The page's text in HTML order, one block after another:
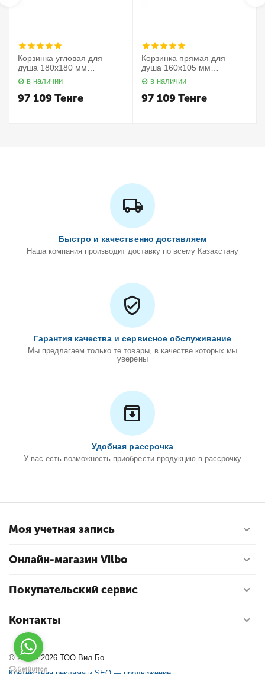
Корзинка угловая для
душа 180х180 мм
Elegance 11657010000
Keuco
в наличии
97 109Тенге
Корзинка прямая для
душа 160х105 мм
Elegance 11658010000
Keuco
в наличии
97 109Тенге
Быстро и качественно доставляем
Наша компания производит доставку по всему Казахстану
Гарантия качества и сервисное обслуживание
Мы предлагаем только те товары, в качестве которых мы
уверены
Удобная рассрочка
У вас есть возможность приобрести продукцию в рассрочку
Моя учетная запись
Онлайн-магазин Vilbo
Покупательский сервис
Контакты
© 2004 - 2026 ТОО Вил Бо.